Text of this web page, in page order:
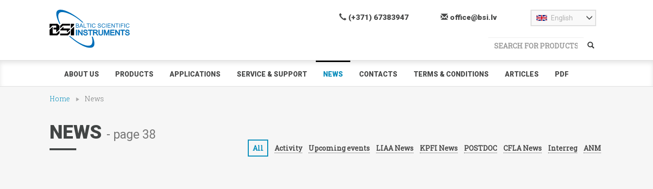
(+371) 67383947 office@bsi.lv English
ABOUT US PRODUCTS APPLICATIONS SERVICE & SUPPORT NEWS CONTACTS TERMS & CONDITIONS ARTICLES PDF
Home News
All Activity Upcoming events LIAA News KPFI News POSTDOC CFLA News Interreg ANM
NEWS - page 38